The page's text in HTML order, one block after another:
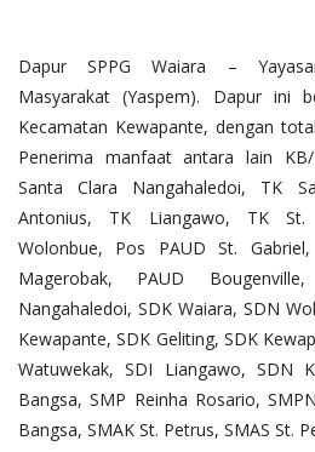
Dapur SPPG Waiara –
Masyarakat (Yaspem). Dapur ini
Kecamatan Kewapante, dengan
Penerima manfaat antara lain
Santa Clara Nangahaledoi, TK
Antonius, TK Liangawo, TK St.
Wolonbue, Pos PAUD St.
Magerobak, PAUD
Nangahaledoi, SDK Waiara, SDN
Kewapante, SDK Geliting, SDK
Watuwekak, SDI Liangawo, SDN
Bangsa, SMP Reinha Rosario,
Bangsa, SMAK St. Petrus, SMAS St.